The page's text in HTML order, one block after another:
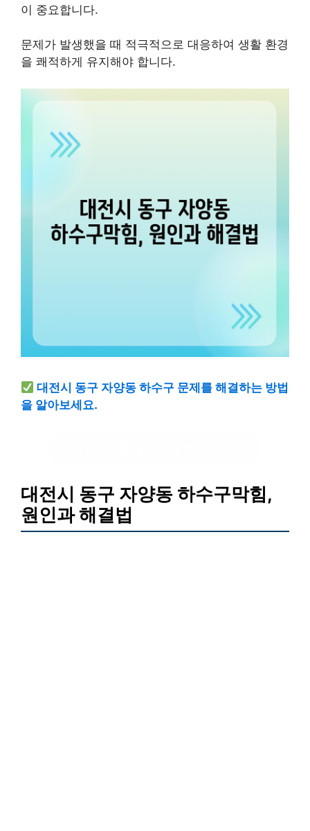
이 중요합니다.
문제가 발생했을 때 적극적으로 대응하여 생활 환경
을 쾌적하게 유지해야 합니다.
대전시 동구 자양동 하수구 문제를 해결하는 방법
을 알아보세요.
대전시 동구 자양동 하수구막힘,
원인과 해결법